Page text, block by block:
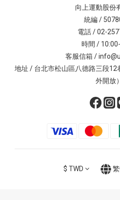
向上運動股份
統編 /
電話 / 02-
時間 /
客服信箱 /
地址 / 台北市松山區八德路三段
外開放）
$ TWD